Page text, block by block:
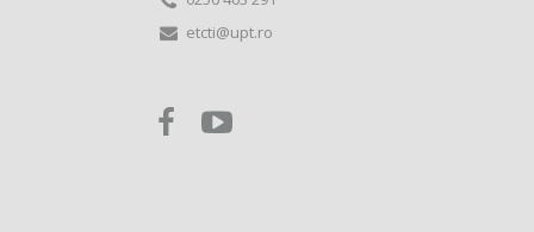
etcti@upt.ro